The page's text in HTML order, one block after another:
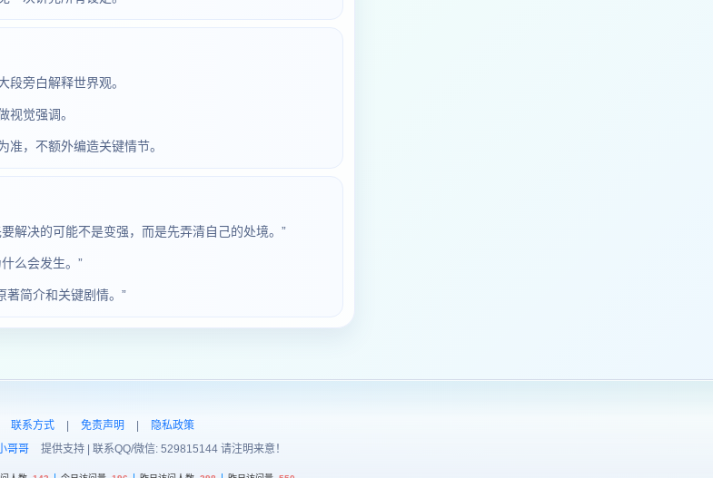
旁白解释世界观。
视觉强调。
，不额外编造关键情节。
解决的可能不是变强，而是先弄清自己的处境。”
么会发生。”
著简介和关键剧情。”
联系方式 免责声明
隐私政策
哥哥 提供支持 | 联系QQ/微信: 529815144 请注明来意！